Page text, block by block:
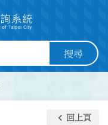
搜尋
keyboard_arrow_left 回上頁